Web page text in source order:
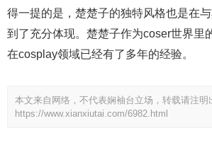
得一提的是，楚楚子的独特风格也是在
到了充分体现。楚楚子作为coser世界里
在cosplay领域已经有了多年的经验。
本文来自网络，不代表娴袖台立场，转载请注明
https://www.xianxiutai.com/6982.html